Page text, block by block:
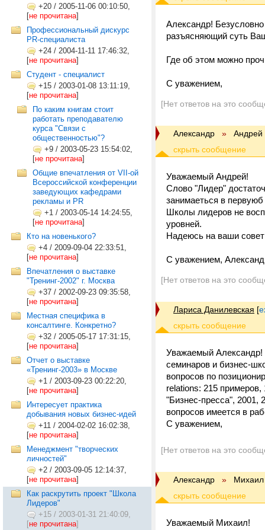
+20 / 2005-11-06 00:10:50,
[не прочитана]
Профессиональный дискурс
PR-специалиста
+24 / 2004-11-11 17:46:32,
[не прочитана]
Студент - специалист
+15 / 2003-01-08 13:11:19,
[не прочитана]
По каким книгам стоит
работать преподавателю
курса "Связи с
общественностью"?
+9 / 2003-05-23 15:54:02,
[не прочитана]
Общие впечатления от VII-ой
Всероссийской конференции
заведующих кафедрами
рекламы и PR
+1 / 2003-05-14 14:24:55,
[не прочитана]
Кто на новенького?
+4 / 2009-09-04 22:33:51,
[не прочитана]
Впечатления о выставке
"Тренинг-2002" г. Москва
+37 / 2002-09-23 09:35:58,
[не прочитана]
Местная специфика в
консалтинге. Конкретно?
+32 / 2005-05-17 17:31:15,
[не прочитана]
Отчет о выставке
«Тренинг-2003» в Москве
+1 / 2003-09-23 00:22:20,
[не прочитана]
Интересует практика
добывания новых бизнес-идей
+11 / 2004-02-02 16:02:38,
[не прочитана]
Менеджмент "творческих
личностей"
+2 / 2003-09-05 12:14:37,
[не прочитана]
Как раскрутить проект "Школа
Лидеров"
+15 / 2003-01-31 21:40:09,
[не прочитана]
Александр!
разъясняющий суть
Где об этом можно
C уважением,
[Нет ответов на это
Александр » Андрей
Уважаемый Андрей!
Слово "Лидер"
занимаеться в
Школы лидеров не
уровней.
Надеюсь на ваши
С уважением,
[Нет ответов на это
Лариса Данилевская [
Уважаемый Александр!
семинаров и бизнес-
вопросов по
relations: 215
"Бизнес-пресса", 2001,
вопросов имеется в
С уважением,
[Нет ответов на это
Александр »
Уважаемый Михаил!